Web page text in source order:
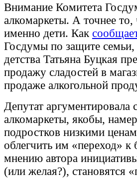
Внимание Комитета
алкомаркеты. А точнее то,
именно дети. Как
Госдумы по защите семьи,
детства Татьяна Буцкая
продажу сладостей в
продаже алкогольной
Депутат
алкомаркеты, якобы,
подростков низкими
облегчить им «‎переход»‎
мнению автора
(или желая?), становятся